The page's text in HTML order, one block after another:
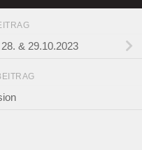
& 29.10.2023